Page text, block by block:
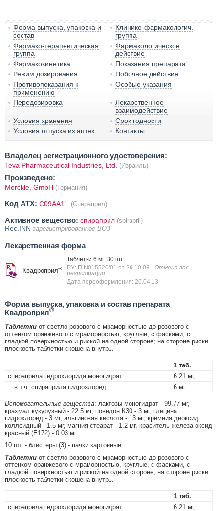
Форма выпуска, упаковка и
состав
Клинико-фармакологич.
группа
Фармако-терапевтическая
группа
Фармакологическое
действие
Фармакокинетика
Показания препарата
Режим дозирования
Побочное действие
Противопоказания к
применению
Особые указания
Передозировка
Лекарственное
взаимодействие
Условия хранения
Срок годности
Условия отпуска из аптек
Контакты
Владелец регистрационного удостоверения:
Teva Pharmaceutical Industries, Ltd. (Израиль)
Произведено:
Merckle, GmbH (Германия)
Код ATX: C09AA11 (Спираприл)
Активное вещество: спираприл (spirapril)
Rec.INN зарегистрированное ВОЗ
Лекарственная форма
Квадроприл®
Таблетки 6 мг: 30 шт.
РУ: П N015520/01 от 29.10.08 - Отмена гос.
регистрации
Дата переоформления: 26.04.13
Форма выпуска, упаковка и состав препарата
Квадроприл®
Таблетки от светло-розового с мраморностью до розового с
оттенком оранжевого с мраморностью, круглые, с фасками, с
гладкой поверхностью и риской на одной стороне; на стороне риски
плоскость таблетки скошена внутрь.
1 таб.
спираприла гидрохлорида моногидрат
6.21 мг,
в т.ч. спираприла гидрохлорид
6 мг
Вспомогательные вещества: лактозы моногидрат - 99.77 мг,
крахмал кукурузный - 22.5 мг, повидон К30 - 3 мг, глицина
гидрохлорид - 3 мг, альгиновая кислота - 13 мг, кремния диоксид
коллоидный - 1.5 мг, магния стеарат - 1.2 мг, краситель железа оксид
красный (Е172) - 0.03 мг.
10 шт. - блистеры (3) - пачки картонные.
Таблетки от светло-розового с мраморностью до розового с
оттенком оранжевого с мраморностью, круглые, с фасками, с
гладкой поверхностью и риской на одной стороне; на стороне риски
плоскость таблетки скошена внутрь.
1 таб.
спираприла гидрохлорида моногидрат
6.21 мг,